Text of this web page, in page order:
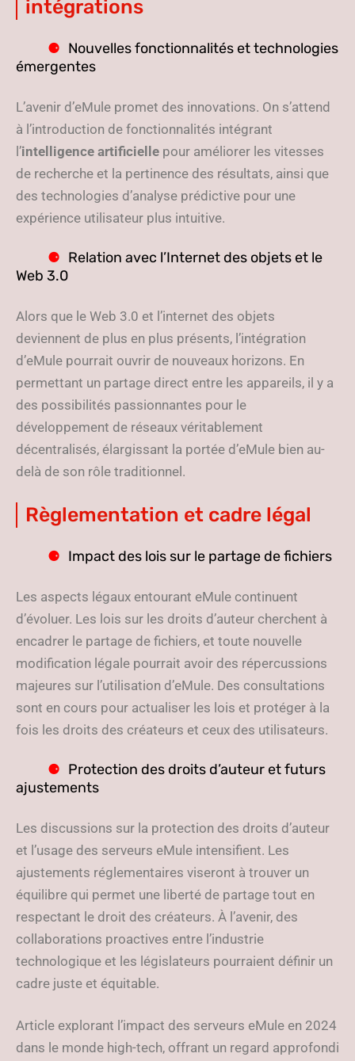
intégrations
Nouvelles fonctionnalités et technologies
émergentes
L’avenir d’eMule promet des innovations. On s’attend
à l’introduction de fonctionnalités intégrant
l’intelligence artificielle pour améliorer les vitesses
de recherche et la pertinence des résultats, ainsi que
des technologies d’analyse prédictive pour une
expérience utilisateur plus intuitive.
Relation avec l’Internet des objets et le
Web 3.0
Alors que le Web 3.0 et l’internet des objets
deviennent de plus en plus présents, l’intégration
d’eMule pourrait ouvrir de nouveaux horizons. En
permettant un partage direct entre les appareils, il y a
des possibilités passionnantes pour le
développement de réseaux véritablement
décentralisés, élargissant la portée d’eMule bien au-
delà de son rôle traditionnel.
Règlementation et cadre légal
Impact des lois sur le partage de fichiers
Les aspects légaux entourant eMule continuent
d’évoluer. Les lois sur les droits d’auteur cherchent à
encadrer le partage de fichiers, et toute nouvelle
modification légale pourrait avoir des répercussions
majeures sur l’utilisation d’eMule. Des consultations
sont en cours pour actualiser les lois et protéger à la
fois les droits des créateurs et ceux des utilisateurs.
Protection des droits d’auteur et futurs
ajustements
Les discussions sur la protection des droits d’auteur
et l’usage des serveurs eMule intensifient. Les
ajustements réglementaires viseront à trouver un
équilibre qui permet une liberté de partage tout en
respectant le droit des créateurs. À l’avenir, des
collaborations proactives entre l’industrie
technologique et les législateurs pourraient définir un
cadre juste et équitable.
Article explorant l’impact des serveurs eMule en 2024
dans le monde high-tech, offrant un regard approfondi